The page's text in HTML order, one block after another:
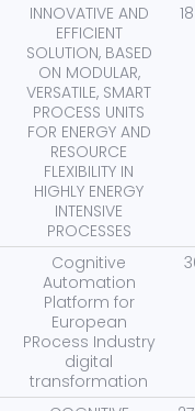
INNOVATIVE AND
EFFICIENT
SOLUTION, BASED
ON MODULAR,
VERSATILE, SMART
PROCESS UNITS
FOR ENERGY AND
RESOURCE
FLEXIBILITY IN
HIGHLY ENERGY
INTENSIVE
PROCESSES
Cognitive
Automation
Platform for
European
PRocess Industry
digital
transformation